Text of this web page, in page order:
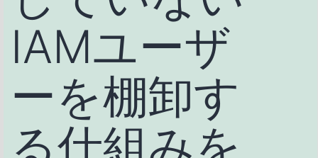
IAMユーザ
ーを棚卸す
る仕組みを